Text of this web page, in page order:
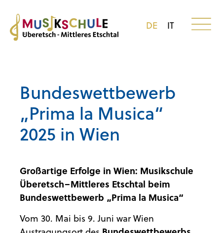
DE IT
Bundeswettbewerb
„Prima la Musica“
2025 in Wien
Großartige Erfolge in Wien: Musikschule
Überetsch–Mittleres Etschtal beim
Bundeswettbewerb „Prima la Musica“
Vom 30. Mai bis 9. Juni war Wien